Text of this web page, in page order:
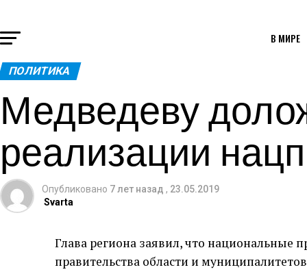
В МИРЕ
ПОЛИТИКА
Медведеву
реализации
Опубликовано 7 лет назад , 23.05.2019
Svarta
Глава региона заявил, что национальные
правительства области и муниципалитетов